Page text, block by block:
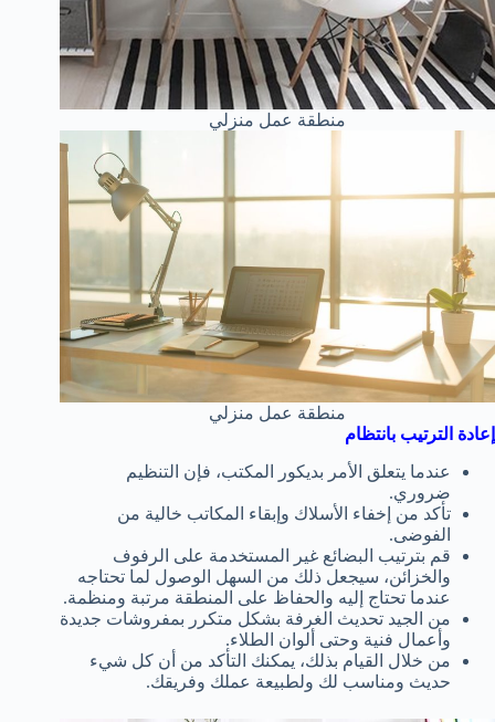
منطقة عمل منزلي
منطقة عمل منزلي
إعادة الترتيب بانتظام
عندما يتعلق الأمر بديكور المكتب، فإن التنظيم
ضروري.
تأكد من إخفاء الأسلاك وإبقاء المكاتب خالية من
الفوضى.
قم بترتيب البضائع غير المستخدمة على الرفوف
والخزائن، سيجعل ذلك من السهل الوصول لما تحتاجه
عندما تحتاج إليه والحفاظ على المنطقة مرتبة ومنظمة.
من الجيد تحديث الغرفة بشكل متكرر بمفروشات جديدة
وأعمال فنية وحتى ألوان الطلاء.
من خلال القيام بذلك، يمكنك التأكد من أن كل شيء
حديث ومناسب لك ولطبيعة عملك وفريقك.